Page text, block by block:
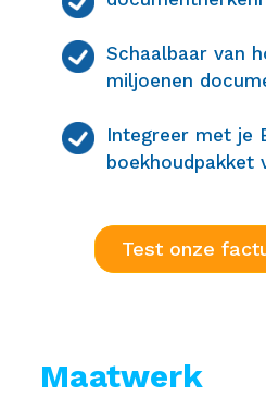
Schaalbaar van
miljoenen
Integreer met je
boekhoudpakket
Test onze
Maatwerk